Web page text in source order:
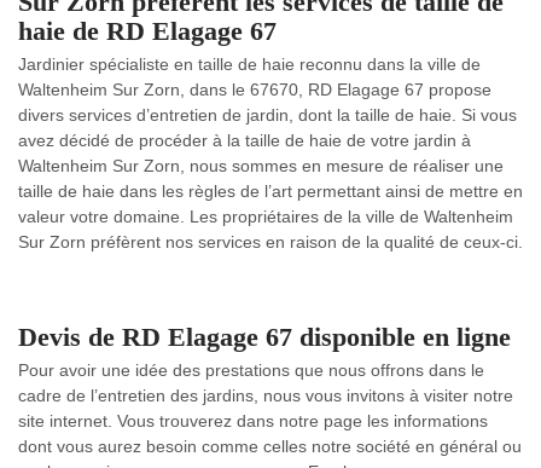
haie de RD Elagage 67
Jardinier spécialiste en taille de haie reconnu dans la ville de
Waltenheim Sur Zorn, dans le 67670, RD Elagage 67 propose
divers services d’entretien de jardin, dont la taille de haie. Si vous
avez décidé de procéder à la taille de haie de votre jardin à
Waltenheim Sur Zorn, nous sommes en mesure de réaliser une
taille de haie dans les règles de l’art permettant ainsi de mettre en
valeur votre domaine. Les propriétaires de la ville de Waltenheim
Sur Zorn préfèrent nos services en raison de la qualité de ceux-ci.
Devis de RD Elagage 67 disponible en ligne
Pour avoir une idée des prestations que nous offrons dans le
cadre de l’entretien des jardins, nous vous invitons à visiter notre
site internet. Vous trouverez dans notre page les informations
dont vous aurez besoin comme celles notre société en général ou